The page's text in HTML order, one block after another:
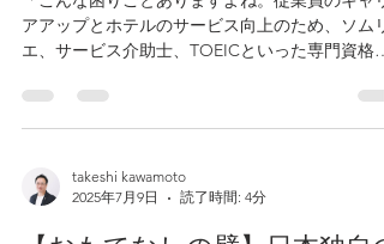
アアップとホテルのサービス向上のため、ソムリ
エ、サービス介助士、TOEICといった専門資格の
『試験が全部日本語なので、難しそうです』『専
門用語が理解できるか自信がありません』と、消
takeshi kawamoto
2025年7月9日
読了時間: 4分